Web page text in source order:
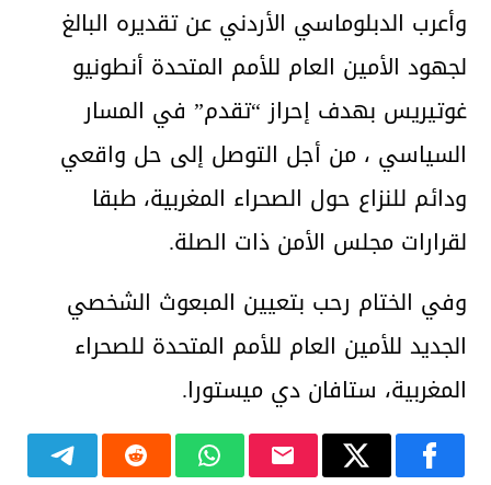
وأعرب الدبلوماسي الأردني عن تقديره البالغ
لجهود الأمين العام للأمم المتحدة أنطونيو
غوتيريس بهدف إحراز “تقدم” في المسار
السياسي ، من أجل التوصل إلى حل واقعي
ودائم للنزاع حول الصحراء المغربية، طبقا
لقرارات مجلس الأمن ذات الصلة.
وفي الختام رحب بتعيين المبعوث الشخصي
الجديد للأمين العام للأمم المتحدة للصحراء
المغربية، ستافان دي ميستورا.